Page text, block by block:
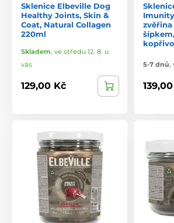
Sklenice Elbeville Dog
Healthy Joints, Skin &
Coat, Natural Collagen
220ml
Skladem, ve středu 12. 8. u
vás
129,00 Kč
5-7 dnů,